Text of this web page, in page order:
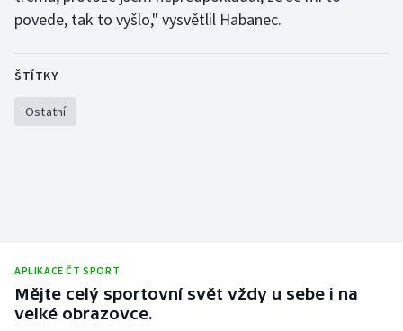
Plavání
Sportovní střelba
Stolní tenis
povede, tak to vyšlo," vysvětlil Habanec.
ŠTÍTKY
Ostatní
APLIKACE ČT SPORT
Mějte celý sportovní svět vždy u sebe i na
velké obrazovce.